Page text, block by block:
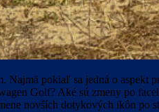
pokiaľ sa jedná o
Golf? Aké sú zmeny po
novších dotykových ikôn po